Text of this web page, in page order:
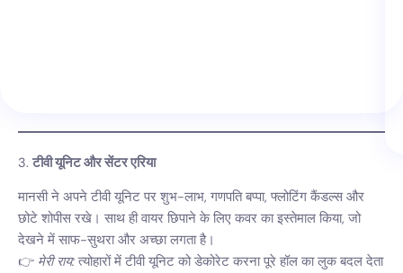
3. टीवी यूनिट और सेंटर एरिया
मानसी ने अपने टीवी यूनिट पर शुभ-लाभ, गणपति बप्पा, फ्लोटिंग कैंडल्स और
छोटे शोपीस रखे। साथ ही वायर छिपाने के लिए कवर का इस्तेमाल किया, जो
देखने में साफ-सुथरा और अच्छा लगता है।
👉 मेरी राय: त्योहारों में टीवी यूनिट को डेकोरेट करना पूरे हॉल का लुक बदल देता